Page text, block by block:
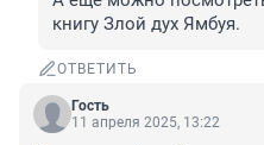
книгу Злой дух Ямбуя.
ОТВЕТИТЬ
Гость
11 апреля 2025, 13:22